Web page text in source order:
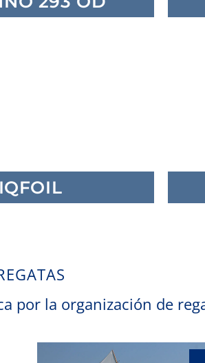
IQFOIL
por la organización de